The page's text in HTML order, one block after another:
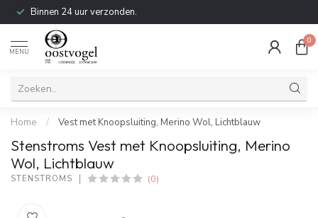
Binnen 24 uur verzonden.
MENU
0
Home / Vest met Knoopsluiting, Merino Wol, Lichtblauw
Stenstroms Vest met Knoopsluiting, Merino
Wol, Lichtblauw
STENSTROMS (0)